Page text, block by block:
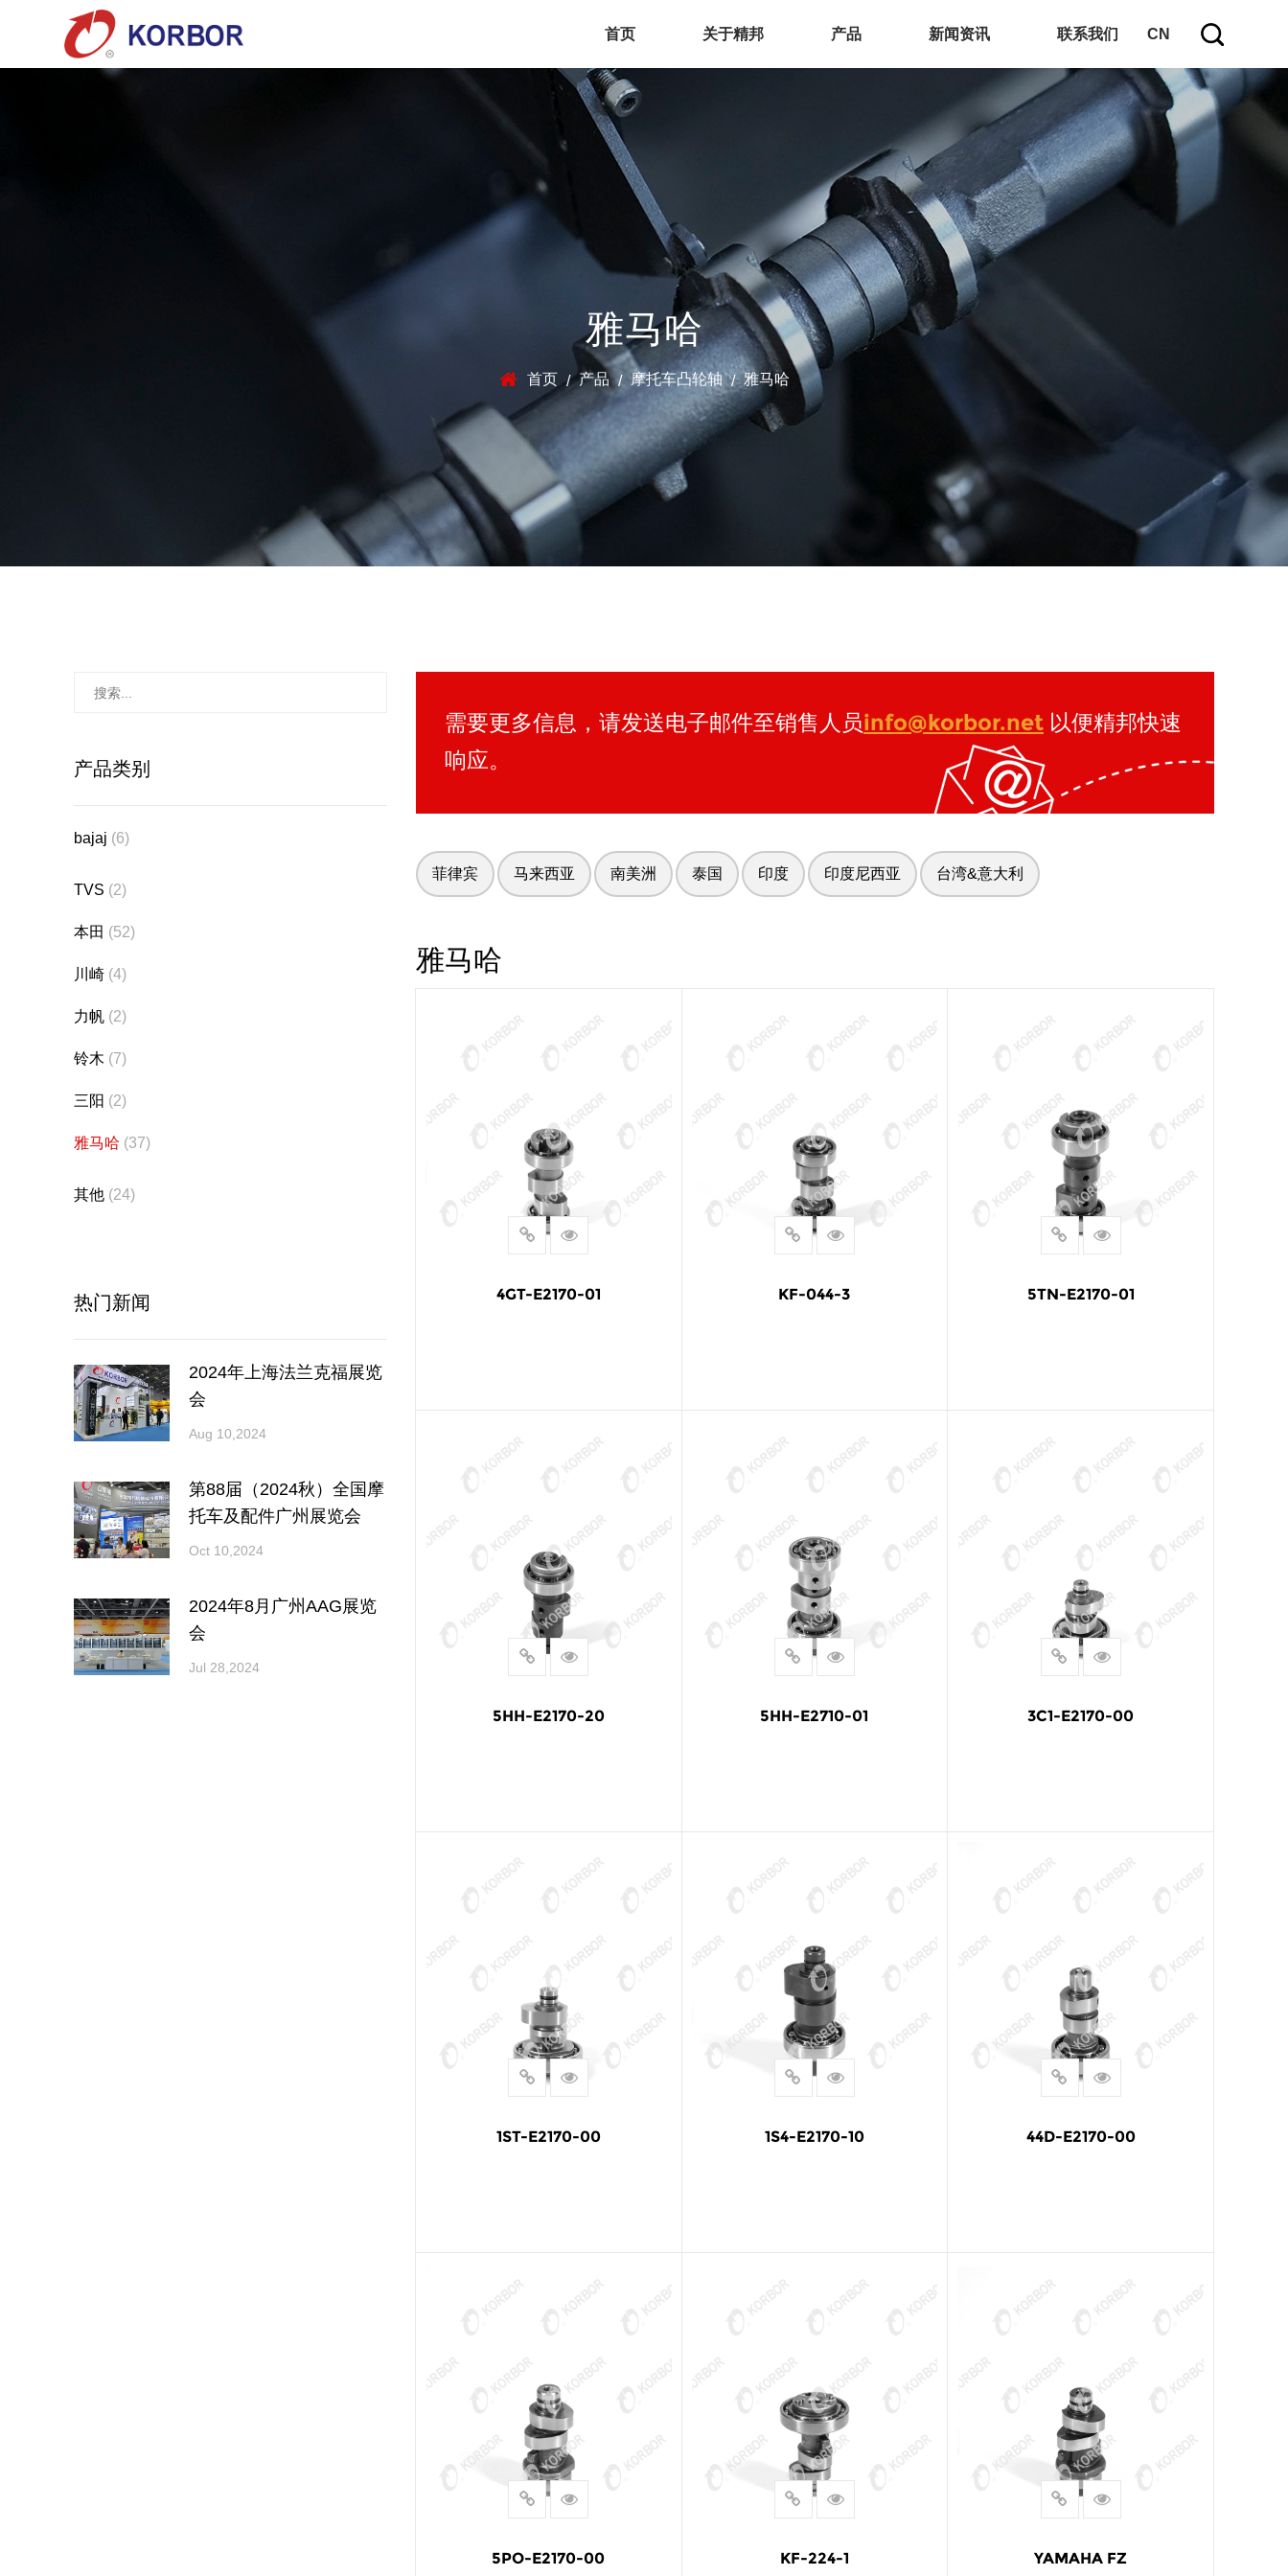
首页 关于精邦 产品 新闻资讯 联系我们 CN
雅马哈
首页 / 产品 / 摩托车凸轮轴 / 雅马哈
产品类别
bajaj (6)
TVS (2)
本田 (52)
川崎 (4)
力帆 (2)
铃木 (7)
三阳 (2)
雅马哈 (37)
其他 (24)
热门新闻
2024年上海法兰克福展览
会
Aug 10,2024
第88届（2024秋）全国摩
托车及配件广州展览会
Oct 10,2024
2024年8月广州AAG展览
会
Jul 28,2024
需要更多信息，请发送电子邮件至销售人员info@korbor.net 以便精邦快速
响应。
菲律宾 马来西亚 南美洲 泰国 印度 印度尼西亚 台湾&意大利
雅马哈
4GT-E2170-01 KF-044-3 5TN-E2170-01
5HH-E2170-20 5HH-E2710-01 3C1-E2170-00
1ST-E2170-00 1S4-E2170-10 44D-E2170-00
5PO-E2170-00 KF-224-1 YAMAHA FZ